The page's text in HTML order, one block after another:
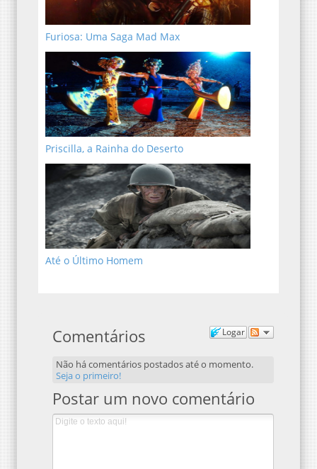
Furiosa: Uma Saga Mad Max
Priscilla, a Rainha do Deserto
Até o Último Homem
Logar
Comentários
Não há comentários postados até o momento.
Seja o primeiro!
Postar um novo comentário